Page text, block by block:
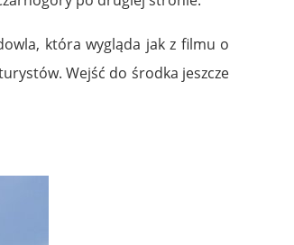
która wygląda jak z filmu o
Wejść do środka jeszcze